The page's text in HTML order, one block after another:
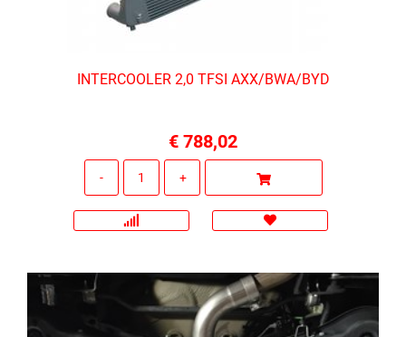
INTERCOOLER 2,0 TFSI AXX/BWA/BYD
€ 788,02